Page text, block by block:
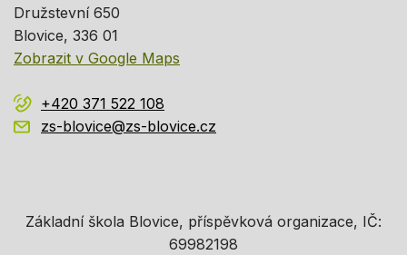
Družstevní 650
Blovice, 336 01
Zobrazit v Google Maps
+420 371 522 108
zs-blovice@zs-blovice.cz
Základní škola Blovice, příspěvková organizace, IČ:
69982198